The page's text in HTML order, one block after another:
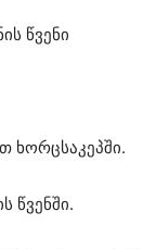
წვენი
ხორცსაკეპში.
წვენში.